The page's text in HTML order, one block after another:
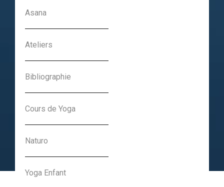
Rentrée 2023-24 :
Inscriptions ouvertes
Charlotte Nansot
Asana
Ateliers
Bibliographie
Cours de Yoga
Naturo
Yoga Enfant